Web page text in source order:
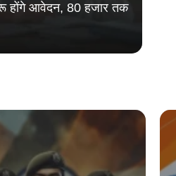
होंगे आवेदन, 80 हजार तक